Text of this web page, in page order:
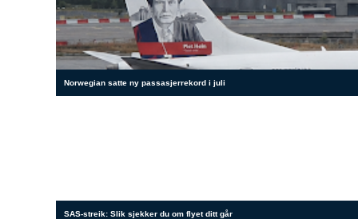
Norwegian satte ny passasjerrekord i juli
SAS-streik: Slik sjekker du om flyet ditt går